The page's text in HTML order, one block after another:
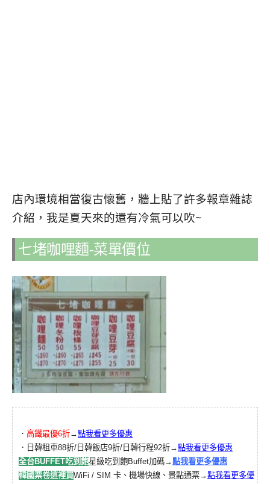
店內環境相當復古懷舊，牆上貼了許多報章雜誌
介紹，我是夏天來的還有冷氣可以吹~
七堵咖哩麵-菜單價位
． 高鐵最優6折→點我看更多優惠
．日韓租車88折/日韓飯店9折/日韓行程92折→點我看更多優惠
全台BUFFET吃到飽星級吃到飽Buffet加碼→點我看更多優惠
韓國票卷這裡買WiFi / SIM 卡、機場快線、景點通票→點我看更多優